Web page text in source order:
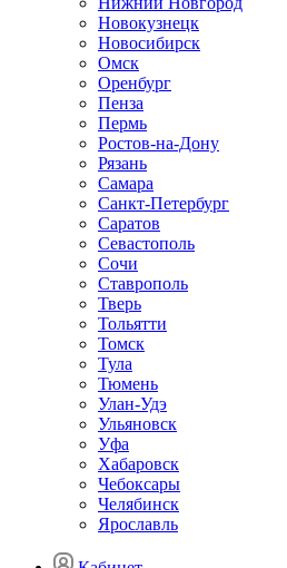
Новокузнецк
Новосибирск
Омск
Оренбург
Пенза
Пермь
Ростов-на-Дону
Рязань
Самара
Санкт-Петербург
Саратов
Севастополь
Сочи
Ставрополь
Тверь
Тольятти
Томск
Тула
Тюмень
Улан-Удэ
Ульяновск
Уфа
Хабаровск
Чебоксары
Челябинск
Ярославль